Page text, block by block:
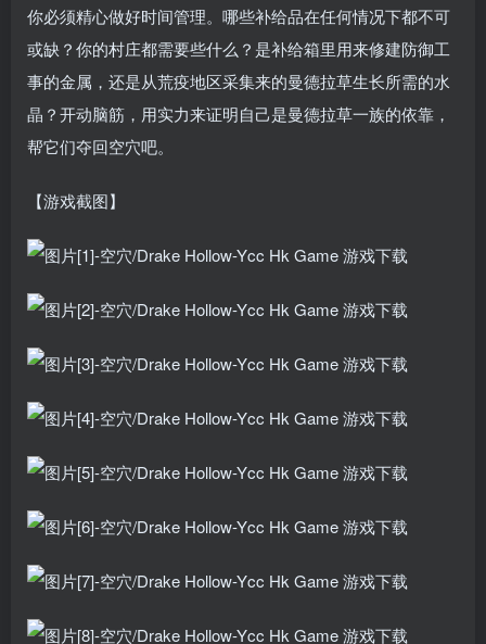
你必须精心做好时间管理。哪些补给品在任何情况下都不可
或缺？你的村庄都需要些什么？是补给箱里用来修建防御工
事的金属，还是从荒疫地区采集来的曼德拉草生长所需的水
晶？开动脑筋，用实力来证明自己是曼德拉草一族的依靠，
帮它们夺回空穴吧。
【游戏截图】